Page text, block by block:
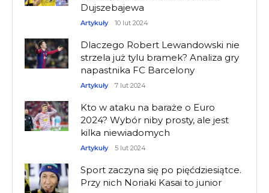
Dujszebajewa
Artykuły 10 lut 2024
Dlaczego Robert Lewandowski nie
strzela już tylu bramek? Analiza gry
napastnika FC Barcelony
Artykuły 7 lut 2024
Kto w ataku na baraże o Euro
2024? Wybór niby prosty, ale jest
kilka niewiadomych
Artykuły 5 lut 2024
Sport zaczyna się po pięćdziesiątce.
Przy nich Noriaki Kasai to junior